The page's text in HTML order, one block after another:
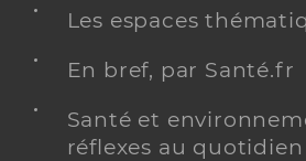
Les espaces
En bref, par Santé.fr
Santé et
réflexes au quotidien